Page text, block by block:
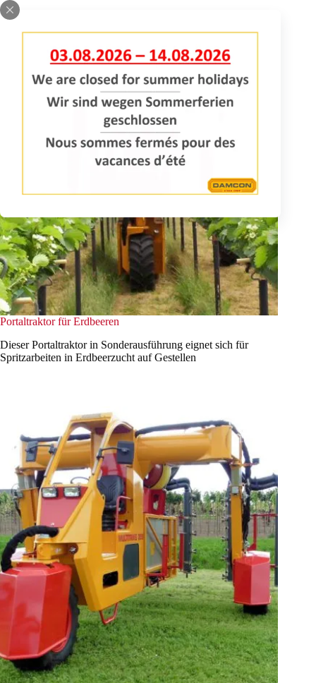
Portaltraktor für Erdbeeren
Dieser Portaltraktor in Sonderausführung eignet sich für
Spritzarbeiten in Erdbeerzucht auf Gestellen